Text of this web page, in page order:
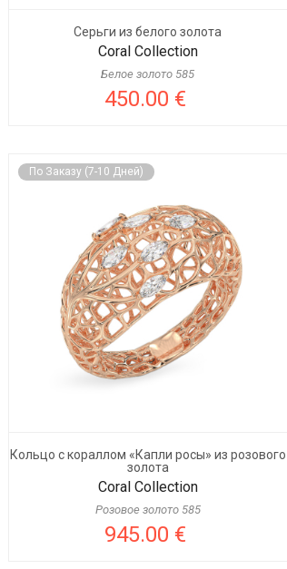
Серьги из белого золота
Coral Collection
Белое золото 585
450.00 €
По Заказу (7-10 Дней)
Кольцо с кораллом «Капли росы» из розового
золота
Coral Collection
Розовое золото 585
945.00 €